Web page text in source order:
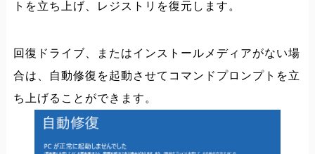
トを立ち上げ、レジストリを復元します。
回復ドライブ、またはインストールメディアがない場
合は、自動修復を起動させてコマンドプロンプトを立
ち上げることができます。